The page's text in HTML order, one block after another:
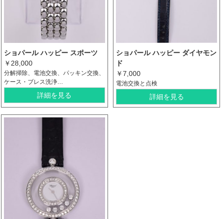
ショパール ハッピー スポーツ
￥28,000
分解掃除、電池交換、パッキン交換、
ケース・ブレス洗浄…
詳細を見る
ショパール ハッピー ダイヤモン
ド
￥7,000
電池交換と点検
詳細を見る